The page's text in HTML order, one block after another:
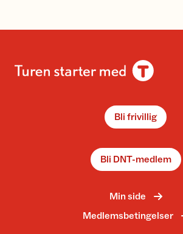
Bli frivillig
Bli DNT-medlem
Min side
Medlemsbetingelser